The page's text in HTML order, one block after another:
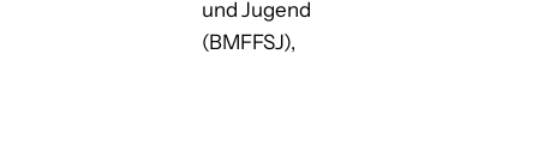
und Jugend
(BMFFSJ),